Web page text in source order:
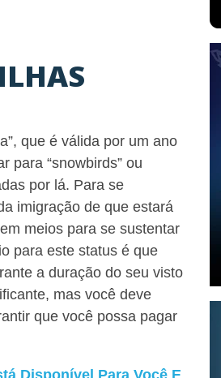
que é válida por um ano
para “snowbirds” ou
por lá. Para se
imigração de que estará
meios para se sustentar
para este status é que
a duração do seu visto
mas você deve
que você possa pagar
Disponível Para Você E